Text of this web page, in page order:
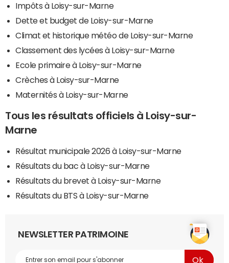
Impôts à Loisy-sur-Marne
Dette et budget de Loisy-sur-Marne
Climat et historique météo de Loisy-sur-Marne
Classement des lycées à Loisy-sur-Marne
Ecole primaire à Loisy-sur-Marne
Crèches à Loisy-sur-Marne
Maternités à Loisy-sur-Marne
Tous les résultats officiels à Loisy-sur-
Marne
Résultat municipale 2026 à Loisy-sur-Marne
Résultats du bac à Loisy-sur-Marne
Résultats du brevet à Loisy-sur-Marne
Résultats du BTS à Loisy-sur-Marne
NEWSLETTER PATRIMOINE